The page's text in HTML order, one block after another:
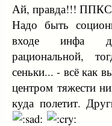
Ай, правда!!!
Надо быть
входе инфа
рациональной,
сеньки... - всё как
центром тяжести
куда полетит.